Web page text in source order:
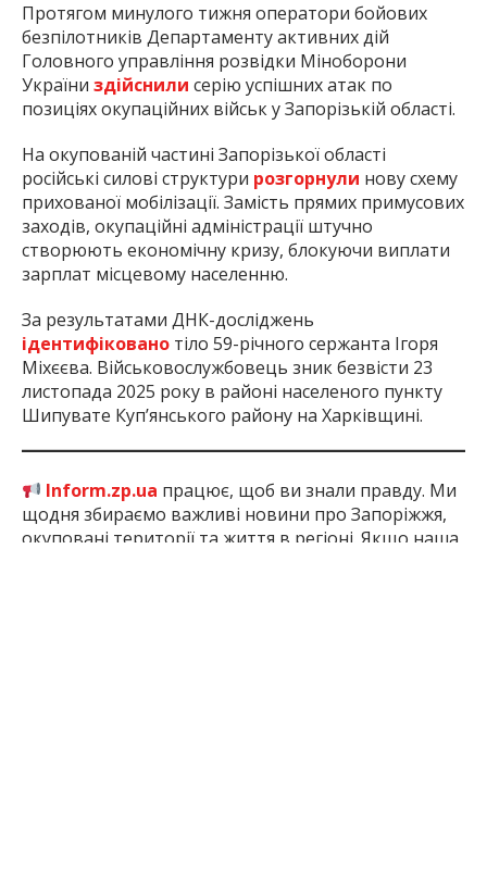
Протягом минулого тижня оператори бойових
безпілотників Департаменту активних дій
Головного управління розвідки Міноборони
України здійснили серію успішних атак по
позиціях окупаційних військ у Запорізькій області.
На окупованій частині Запорізької області
російські силові структури розгорнули нову схему
прихованої мобілізації. Замість прямих примусових
заходів, окупаційні адміністрації штучно
створюють економічну кризу, блокуючи виплати
зарплат місцевому населенню.
За результатами ДНК-досліджень
ідентифіковано тіло 59-річного сержанта Ігоря
Міхєєва. Військовослужбовець зник безвісти 23
листопада 2025 року в районі населеного пункту
Шипувате Куп’янського району на Харківщині.
Inform.zp.ua працює, щоб ви знали правду. Ми
щодня збираємо важливі новини про Запоріжжя,
окуповані території та життя в регіоні. Якщо наша